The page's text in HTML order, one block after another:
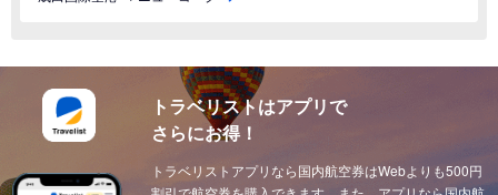
トラベリストはアプリで
さらにお得！
トラベリストアプリなら国内航空券はWebよりも500円